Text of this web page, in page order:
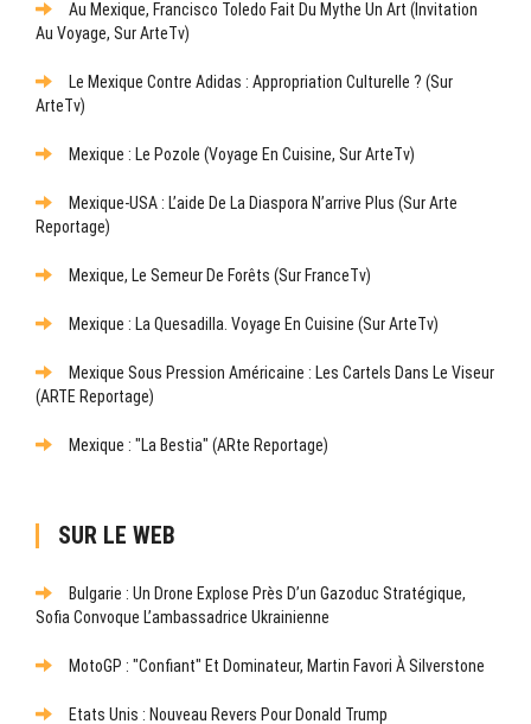
Au Mexique, Francisco Toledo Fait Du Mythe Un Art (Invitation
Au Voyage, Sur ArteTv)
Le Mexique Contre Adidas : Appropriation Culturelle ? (sur
ArteTv)
Mexique : Le Pozole (Voyage En Cuisine, Sur ArteTv)
Mexique-USA : L’aide De La Diaspora N’arrive Plus (sur Arte
Reportage)
Mexique, Le Semeur De Forêts (sur FranceTv)
Mexique : La Quesadilla. Voyage En Cuisine (sur ArteTv)
Mexique Sous Pression Américaine : Les Cartels Dans Le Viseur
(ARTE Reportage)
Mexique : "La Bestia" (ARte Reportage)
SUR LE WEB
Bulgarie : Un Drone Explose Près D’un Gazoduc Stratégique,
Sofia Convoque L’ambassadrice Ukrainienne
MotoGP : "Confiant" Et Dominateur, Martin Favori À Silverstone
Etats Unis : Nouveau Revers Pour Donald Trump